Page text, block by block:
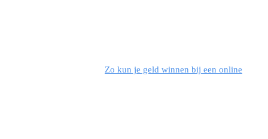
Zo kun je geld winnen bij een online